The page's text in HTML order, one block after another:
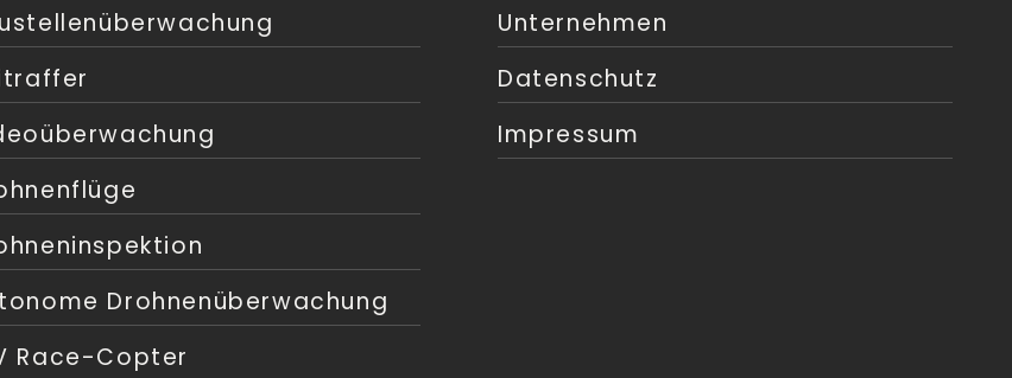
Drohnenüberwachung
Race-Copter
Unternehmen
Datenschutz
Impressum